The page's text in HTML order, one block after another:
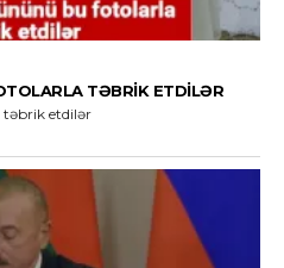
TƏBRIK ETDILƏR
təbrik etdilər